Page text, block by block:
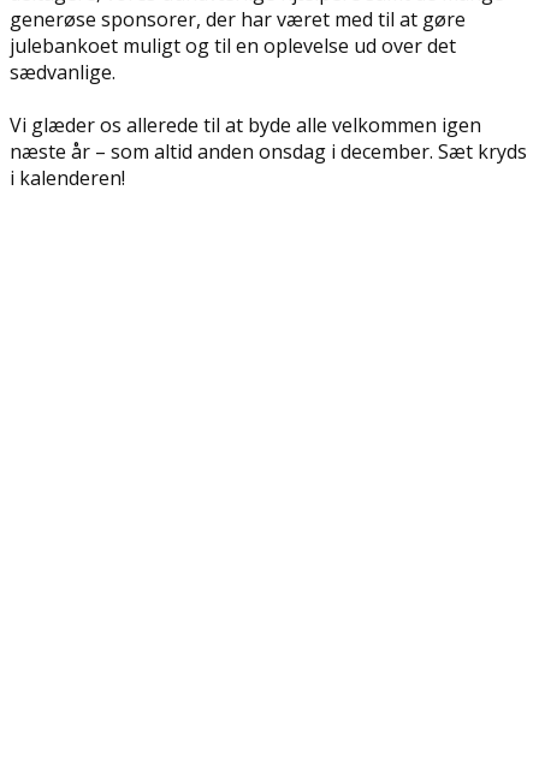
generøse sponsorer, der har været med til at gøre
julebankoet muligt og til en oplevelse ud over det
sædvanlige.
Vi glæder os allerede til at byde alle velkommen igen
næste år – som altid anden onsdag i december. Sæt kryds
i kalenderen!